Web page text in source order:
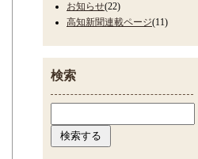
お知らせ(22)
高知新聞連載ページ(11)
検索